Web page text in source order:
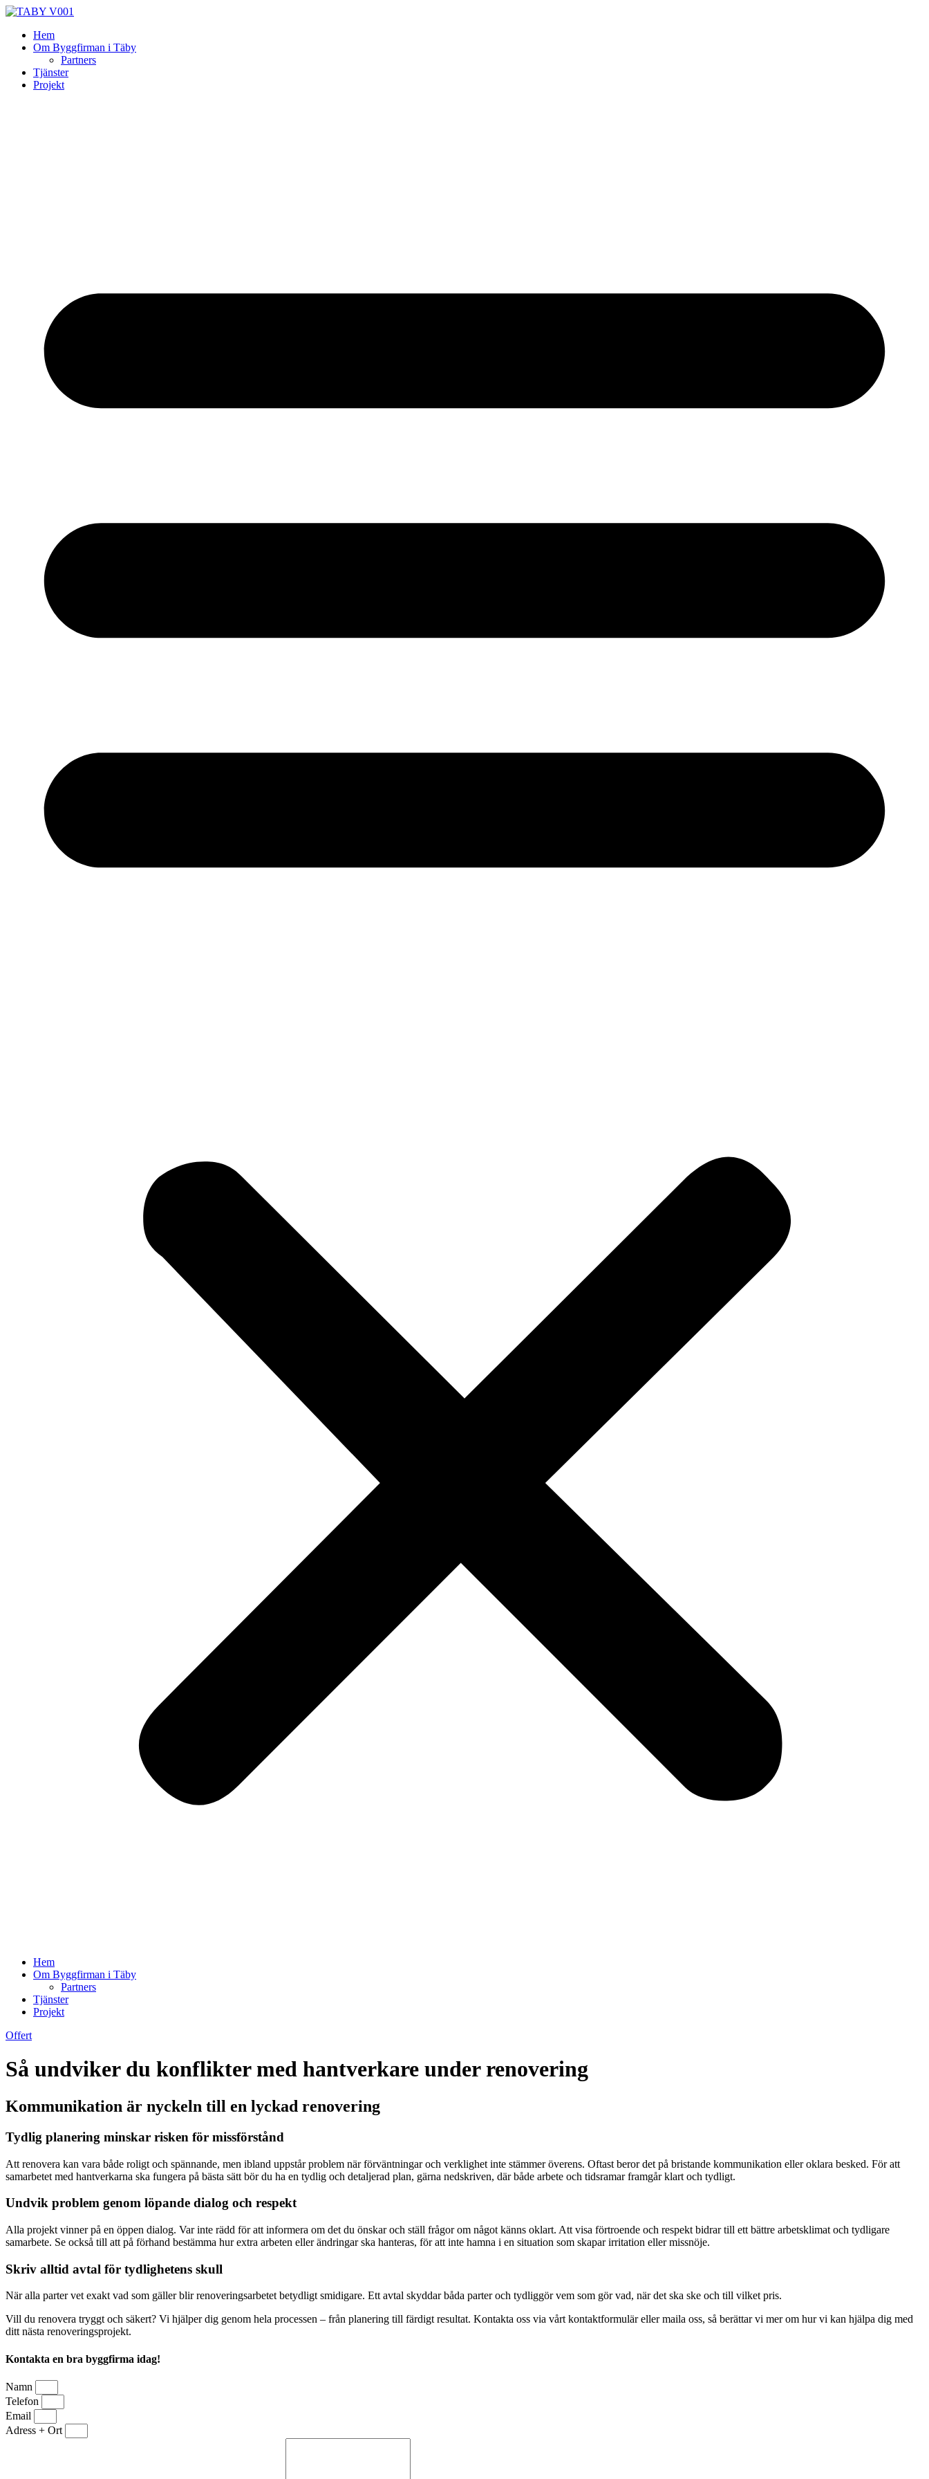
Skip
contentHem
Om Byggfirman i Täby
Partners
Tjänster
Projekt
Hem
Om Byggfirman i Täby
Partners
Tjänster
Projekt
Offert
Så undviker du konflikter med hantverkare under renovering
Kommunikation är nyckeln till en lyckad renovering
Tydlig planering minskar risken för missförstånd
Att renovera kan vara både roligt och spännande, men ibland uppstår problem när förväntningar och verklighet inte stämmer överens. Oftast beror det på bristande kommunikation eller oklara besked. För att
samarbetet med hantverkarna ska fungera på bästa sätt bör du ha en tydlig och detaljerad plan, gärna nedskriven, där både arbete och tidsramar framgår klart och tydligt.
Undvik problem genom löpande dialog och respekt
Alla projekt vinner på en öppen dialog. Var inte rädd för att informera om det du önskar och ställ frågor om något känns oklart. Att visa förtroende och respekt bidrar till ett bättre arbetsklimat och tydligare
samarbete. Se också till att på förhand bestämma hur extra arbeten eller ändringar ska hanteras, för att inte hamna i en situation som skapar irritation eller missnöje.
Skriv alltid avtal för tydlighetens skull
När alla parter vet exakt vad som gäller blir renoveringsarbetet betydligt smidigare. Ett avtal skyddar båda parter och tydliggör vem som gör vad, när det ska ske och till vilket pris.
Vill du renovera tryggt och säkert? Vi hjälper dig genom hela processen – från planering till färdigt resultat. Kontakta oss via vårt kontaktformulär eller maila oss, så berättar vi mer om hur vi kan hjälpa dig med
ditt nästa renoveringsprojekt.
Kontakta en bra byggfirma idag!
Namn
Telefon
Email
Adress + Ort